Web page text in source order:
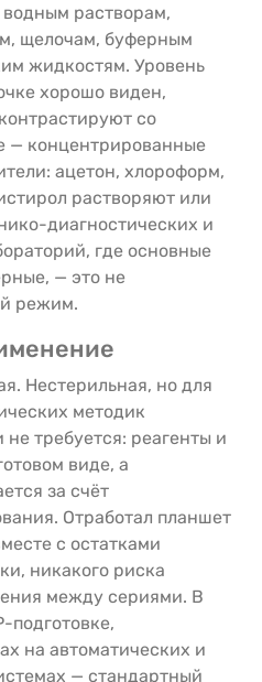
растворам,
щелочам, буферным
жидкостям. Уровень
хорошо виден,
со
— концентрированные
ацетон, хлороформ,
растворяют или
диагностических и
где основные
— это не
режим.
Нестерильная, но для
методик
требуется: реагенты и
виде, а
за счёт
Отработал планшет
с остатками
никакого риска
между сериями. В
на автоматических и
— стандартный